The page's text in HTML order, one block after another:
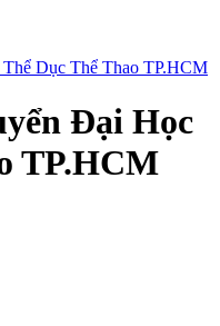
Dục Thể Thao TP.HCM
Đại Học
TP.HCM